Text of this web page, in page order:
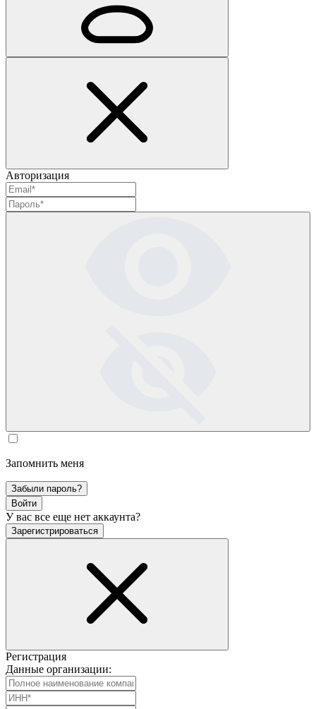
Авторизация
Запомнить меня
Забыли пароль?
Войти
У вас все еще нет аккаунта?
Зарегистрироваться
Регистрация
Данные организации: